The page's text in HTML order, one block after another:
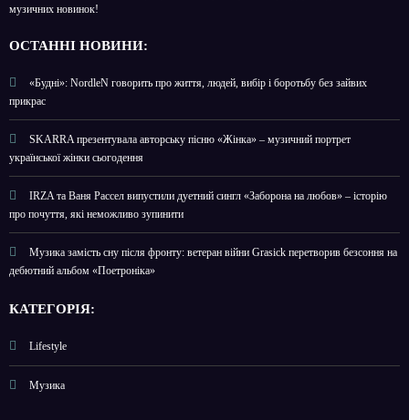
музичних новинок!
ОСТАННІ НОВИНИ:
«Будні»: NordleN говорить про життя, людей, вибір і боротьбу без зайвих
прикрас
SKARRA презентувала авторську пісню «Жінка» – музичний портрет
української жінки сьогодення
IRZA та Ваня Рассел випустили дуетний сингл «Заборона на любов» – історію
про почуття, які неможливо зупинити
Музика замість сну після фронту: ветеран війни Grasick перетворив безсоння на
дебютний альбом «Поетроніка»
КАТЕГОРІЯ:
Lifestyle
Музика